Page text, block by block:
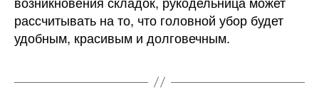
рассчитывать на то, что головной убор будет
удобным, красивым и долговечным.